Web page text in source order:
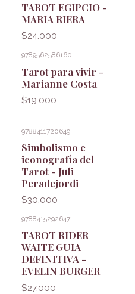
TAROT EGIPCIO -
MARIA RIERA
$24.000
9789562586160
Tarot para vivir -
Marianne Costa
$19.000
9788411720649|
Simbolismo e
iconografía del
Tarot - Juli
Peradejordi
$30.000
9788415292647
TAROT RIDER
WAITE GUIA
DEFINITIVA -
EVELIN BURGER
$27.000